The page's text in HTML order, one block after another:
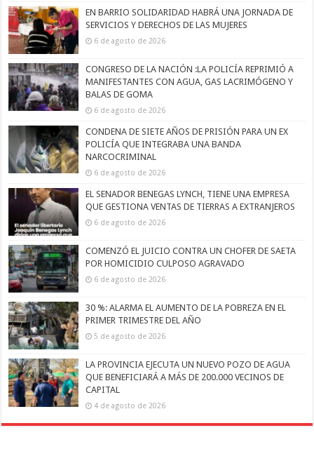
EN BARRIO SOLIDARIDAD HABRÁ UNA JORNADA DE
SERVICIOS Y DERECHOS DE LAS MUJERES
6 de agosto de 2026
CONGRESO DE LA NACIÓN :LA POLICÍA REPRIMIÓ A
MANIFESTANTES CON AGUA, GAS LACRIMÓGENO Y
BALAS DE GOMA
6 de agosto de 2026
CONDENA DE SIETE AÑOS DE PRISIÓN PARA UN EX
POLICÍA QUE INTEGRABA UNA BANDA
NARCOCRIMINAL
6 de agosto de 2026
EL SENADOR BENEGAS LYNCH, TIENE UNA EMPRESA
QUE GESTIONA VENTAS DE TIERRAS A EXTRANJEROS
6 de agosto de 2026
COMENZÓ EL JUICIO CONTRA UN CHOFER DE SAETA
POR HOMICIDIO CULPOSO AGRAVADO
6 de agosto de 2026
30 %: ALARMA EL AUMENTO DE LA POBREZA EN EL
PRIMER TRIMESTRE DEL AÑO
5 de agosto de 2026
LA PROVINCIA EJECUTA UN NUEVO POZO DE AGUA
QUE BENEFICIARÁ A MÁS DE 200.000 VECINOS DE
CAPITAL
4 de agosto de 2026